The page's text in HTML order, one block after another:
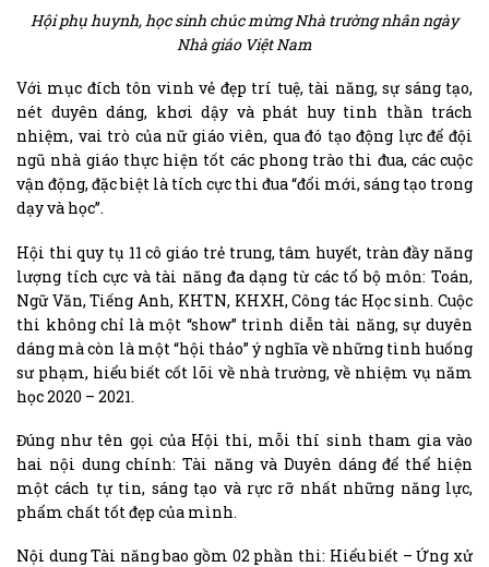
Hội phụ huynh, học sinh chúc mừng Nhà trường nhân ngày
Nhà giáo Việt Nam
Với mục đích tôn vinh vẻ đẹp trí tuệ, tài năng, sự sáng tạo,
nét duyên dáng, khơi dậy và phát huy tinh thần trách
nhiệm, vai trò của nữ giáo viên, qua đó tạo động lực để đội
ngũ nhà giáo thực hiện tốt các phong trào thi đua, các cuộc
vận động, đặc biệt là tích cực thi đua “đổi mới, sáng tạo trong
dạy và học”.
Hội thi quy tụ 11 cô giáo trẻ trung, tâm huyết, tràn đầy năng
lượng tích cực và tài năng đa dạng từ các tổ bộ môn: Toán,
Ngữ Văn, Tiếng Anh, KHTN, KHXH, Công tác Học sinh. Cuộc
thi không chỉ là một “show” trình diễn tài năng, sự duyên
dáng mà còn là một “hội thảo” ý nghĩa về những tình huống
sư phạm, hiểu biết cốt lõi về nhà trường, về nhiệm vụ năm
học 2020 – 2021.
Đúng như tên gọi của Hội thi, mỗi thí sinh tham gia vào
hai nội dung chính: Tài năng và Duyên dáng để thể hiện
một cách tự tin, sáng tạo và rực rỡ nhất những năng lực,
phẩm chất tốt đẹp của mình.
Nội dung Tài năng bao gồm 02 phần thi: Hiểu biết – Ứng xử